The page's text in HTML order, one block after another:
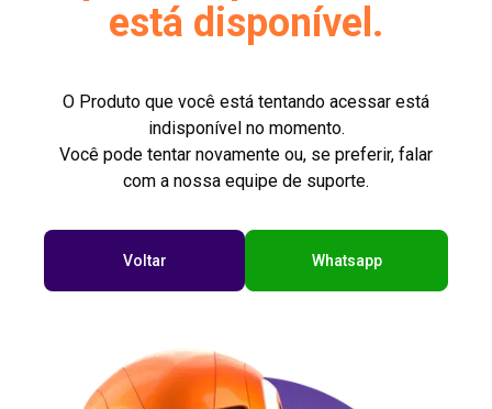
está disponível.
O Produto que você está tentando acessar está
indisponível no momento.
Você pode tentar novamente ou, se preferir, falar
com a nossa equipe de suporte.
Voltar Whatsapp